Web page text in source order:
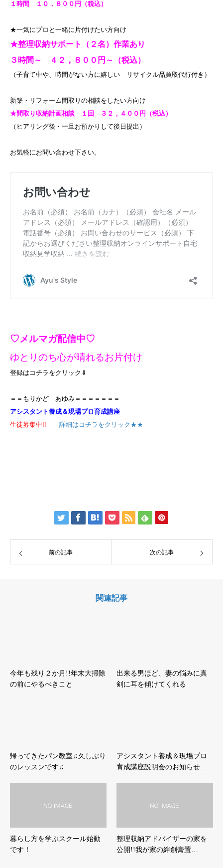
１時間 １０，８００円（税込）
★一気にプロと一緒に片付けたい方向け
★整理収納サポート（２名）作業あり
３時間～ ４２，８００円～（税込）
（子育て中や、時間がない方に嬉しい リサイクル品買取代行付き）
新築・リフォーム間取りの相談をしたい方向け
★間取り収納計画相談 １回 ３２，４００円（税込）
（ヒアリング後・一旦お預かりして後日提出）
お気軽にお問い合わせ下さい。
♡メルマガ配信中♡
ゆとりのち心が晴れるお片付け
登録はコチラをクリック⇓
＝＝もりかど あゆみ＝＝＝＝＝＝＝
アシスタント養成＆現場プロ育成講座
生徒募集中!!
詳細はコチラをクリック★★
前の記事 次の記事
関連記事
今年も残り２か月!!年末大掃除
の前にやるべきこと
出来る男ほど、妻の悩みに真
剣に耳を傾けてくれる
帰ってきたパン教室♫久しぶり
のレッスンです♫
アシスタント養成＆現場プロ
育成講座説明会のお知らせ…
暮らし方を学ぶスクール始動
です！
整理収納アドバイザーの家を
公開!!我が家の絆創膏置…